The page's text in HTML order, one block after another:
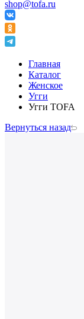
shop@tofa.ru
Главная
Каталог
Женское
Угги
Угги TOFA
Вернуться назад